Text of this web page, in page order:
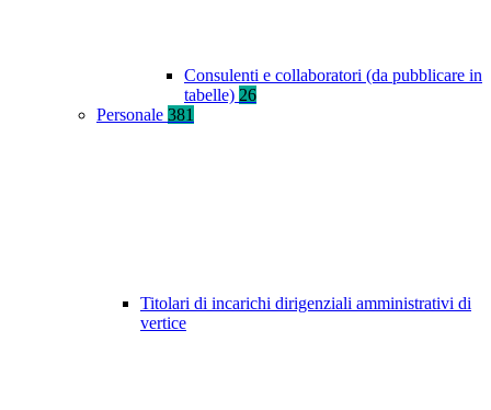
Consulenti e collaboratori (da pubblicare in
tabelle) 26
Personale 381
Titolari di incarichi dirigenziali amministrativi di
vertice